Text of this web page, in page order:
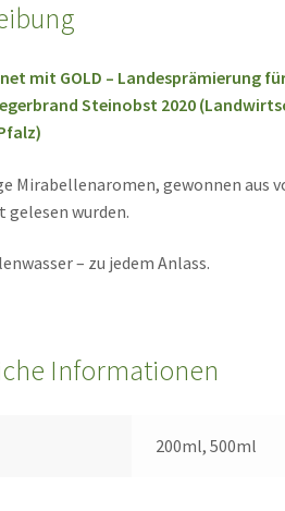
mit GOLD – Landesprämierung
Steinobst 2020
Mirabellenaromen, gewonnen aus
gelesen wurden.
– zu jedem Anlass.
Informationen
200ml, 500ml